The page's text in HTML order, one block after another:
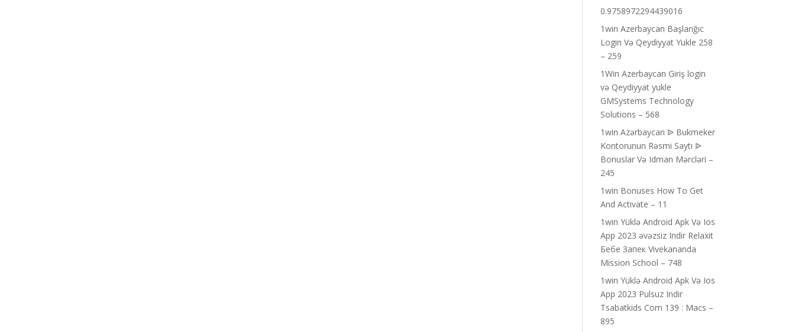
0.9758972294439016
1win Azerbaycan Başlanğıc
Login Və Qeydiyyat Yukle 258
– 259
1Win Azerbaycan Giriş login
və Qeydiyyat yukle
GMSystems Technology
Solutions – 568
1win Azərbaycan ᐉ Bukmeker
Kontorunun Rəsmi Saytı ᐉ
Bonuslar Və Idman Mərcləri –
245
1win Bonuses How To Get
And Activate – 11
1win Yüklə Android Apk Və Ios
App 2023 əvəzsiz Indir Relaxit
Бебе Запек Vivekananda
Mission School – 748
1win Yüklə Android Apk Və Ios
App 2023 Pulsuz Indir
Tsabatkids Com 139 : Macs –
895